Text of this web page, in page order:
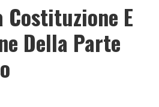
Costituzione E
Della Parte